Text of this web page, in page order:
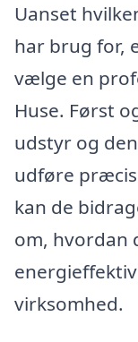
Uanset
har brug for,
vælge en
Huse. Først
udstyr og
udføre
kan de
om, hvordan
virksomhed.